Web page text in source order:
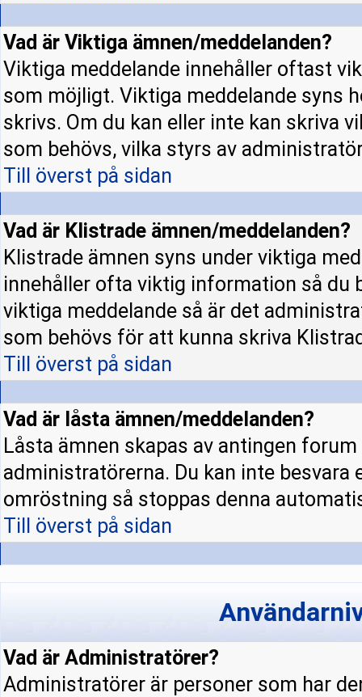
Vad är Viktiga ämnen/meddelanden?
Viktiga meddelande innehåller oftast
som möjligt. Viktiga meddelande syns
skrivs. Om du kan eller inte kan skriva
som behövs, vilka styrs av
Till överst på sidan
Vad är Klistrade ämnen/meddelanden?
Klistrade ämnen syns under viktiga
innehåller ofta viktig information så du
viktiga meddelande så är det
som behövs för att kunna skriva
Till överst på sidan
Vad är låsta ämnen/meddelanden?
Låsta ämnen skapas av antingen
administratörerna. Du kan inte
omröstning så stoppas denna
Till överst på sidan
Vad är Administratörer?
Administratörer är personer som har